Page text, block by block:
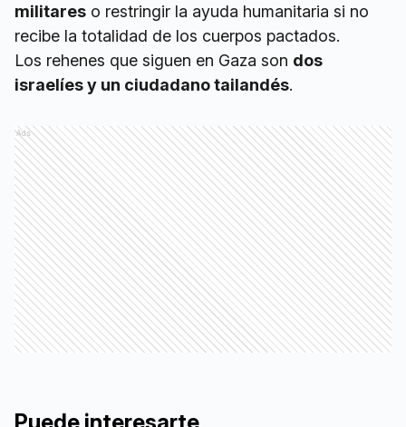
militares o restringir la ayuda humanitaria si no
recibe la totalidad de los cuerpos pactados.
Los rehenes que siguen en Gaza son dos
israelíes y un ciudadano tailandés.
Ads